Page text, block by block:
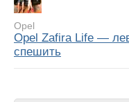
Opel
Opel Zafira Life —
спешить